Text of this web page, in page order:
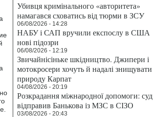
Убивця кримінального «авторитета»
намагався сховатись від тюрми в ЗСУ
06/08/2026 - 14:28
НАБУ і САП вручили експослу в США
нові підозри
06/08/2026 - 12:19
Звичайнісіньке шкідництво. Джипери і
мотокросери хочуть й надалі знищувати
природу Карпат
04/08/2026 - 20:19
Розкрадання міжнародної допомоги: суд
відправив Банькова із МЗС в СІЗО
03/08/2026 - 20:43